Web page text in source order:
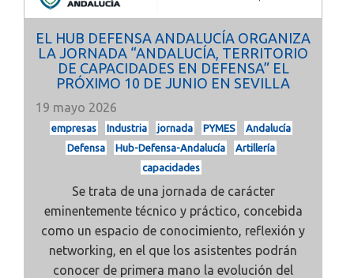
EL HUB DEFENSA ANDALUCÍA ORGANIZA
LA JORNADA “ANDALUCÍA, TERRITORIO
DE CAPACIDADES EN DEFENSA” EL
PRÓXIMO 10 DE JUNIO EN SEVILLA
19 mayo 2026
empresas Industria jornada PYMES
Andalucía
Defensa
Hub-Defensa-Andalucía
Artillería
capacidades
Se trata de una jornada de carácter
eminentemente técnico y práctico, concebida
como un espacio de conocimiento, reflexión y
networking, en el que los asistentes podrán
conocer de primera mano la evolución del